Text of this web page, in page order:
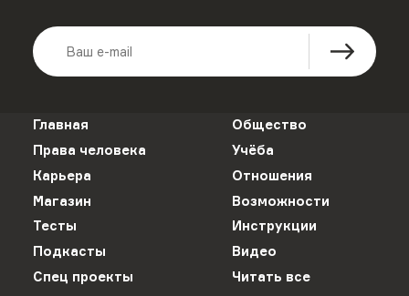
Главная
Общество
Права человека
Учёба
Карьера
Отношения
Магазин
Возможности
Тесты
Инструкции
Подкасты
Видео
Спец проекты
Читать все